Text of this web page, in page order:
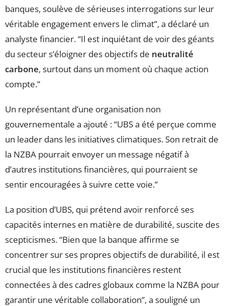
banques, soulève de sérieuses interrogations sur leur
véritable engagement envers le climat”, a déclaré un
analyste financier. “Il est inquiétant de voir des géants
du secteur s’éloigner des objectifs de neutralité
carbone, surtout dans un moment où chaque action
compte.”
Un représentant d’une organisation non
gouvernementale a ajouté : “UBS a été perçue comme
un leader dans les initiatives climatiques. Son retrait de
la NZBA pourrait envoyer un message négatif à
d’autres institutions financières, qui pourraient se
sentir encouragées à suivre cette voie.”
La position d’UBS, qui prétend avoir renforcé ses
capacités internes en matière de durabilité, suscite des
scepticismes. “Bien que la banque affirme se
concentrer sur ses propres objectifs de durabilité, il est
crucial que les institutions financières restent
connectées à des cadres globaux comme la NZBA pour
garantir une véritable collaboration”, a souligné un